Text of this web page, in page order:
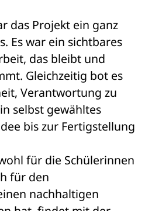
das Projekt ein ganz
Es war ein sichtbares
das bleibt und
Gleichzeitig bot es
Verantwortung zu
selbst gewähltes
bis zur Fertigstellung
für die Schülerinnen
für den
nachhaltigen